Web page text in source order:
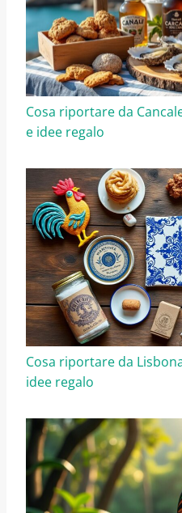
Cosa riportare da
e idee regalo
Cosa riportare da
idee regalo